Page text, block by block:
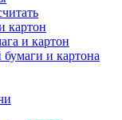
картон
и картон
и картона